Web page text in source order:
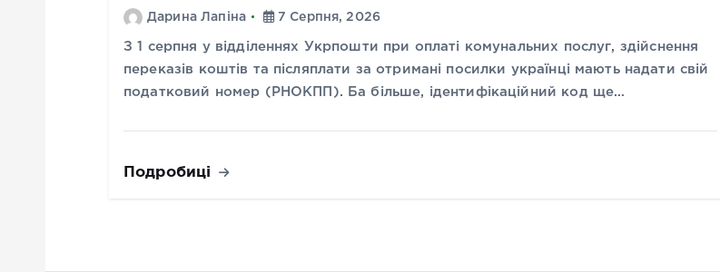
Дарина Лапіна 7 Серпня, 2026
З 1 серпня у відділеннях Укрпошти при оплаті комунальних послуг, здійснення
переказів коштів та післяплати за отримані посилки українці мають надати свій
податковий номер (РНОКПП). Ба більше, ідентифікаційний код ще…
Подробиці